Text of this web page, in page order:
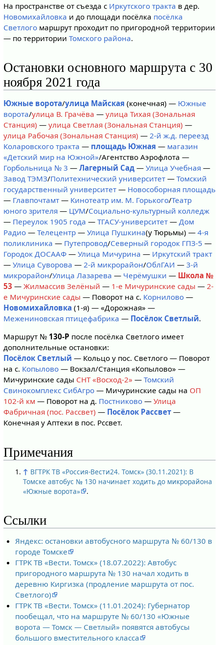
На пространстве от съезда с Иркутского тракта в дер.
Новомихайловка и до площади посёлка посёлка
Светлогомаршрут проходит по пригородной территории
— по территории Томского района.
Остановки основного маршрута с 30
ноября 2021 года
Южные ворота/улица Майская (конечная) — Южные
ворота/улица В. Грачёва — улица Тихая (Зональная
Станция) — улица Светлая (Зональная Станция) —
улица Рабочая (Зональная Станция) — 2-й ж.д. переезд
Коларовского тракта — площадь Южная — магазин
«Детский мир на Южной»/Агентство Аэрофлота —
Горбольница № 3 — Лагерный Сад— Улица Учебная—
Завод ТЭМЗ/Политехнический университет— Томский
государственный университет— Новособорная площадь
— Главпочтамт— Кинотеатр им. М. Горького/Театр
юного зрителя— ЦУМ/Социально-культурный колледж
— Переулок 1905 года — ТГАСУ-университет— Дом
Радио— Телецентр— Улица Пушкина(у Тюрьмы) — 4-я
поликлиника — Путепровод/Северный городок ГПЗ-5 —
Городок ДОСААФ— Улица Мичурина — Иркутский тракт
— Улица Суворова — 2-й микрорайон/ОблГАИ — 3-й
микрорайон/Улица Лазарева — Черёмушки — Школа №
53 — Жилмассив Зелёный — 1-е Мичуринские сады — 2-
е Мичуринские сады — Поворот на с. Корнилово—
Новомихайловка (1-я) — «Дорожная» —
Межениновская птицефабрика — Посёлок Светлый.
Маршрут № 130-Р после посёлка Светлого имеет
дополнительные остановки:
Посёлок Светлый — Кольцо у пос. Светлого — Поворот
на с. Копылово— Вокзал/Станция «Копылово» —
Мичуринские сады СНТ «Восход-2» — Томский
Свинокомплекс СибАгро— Мичуринские сады на ОП
102-й км — Поворот на д. Постниково— Улица
Фабричная (пос. Рассвет) — Посёлок Рассвет—
Конечная у Аптеки в пос. Рссвет.
Примечания
↑ ВГТРК ТВ «Россия-Вести24. Томск» (30.11.2021): В
Томске автобус № 130 начинает ходить до микрорайона
«Южные ворота»
.
Ссылки
Яндекс: остановки автобусного маршрута № 60/130 в
городе Томске
ГТРК ТВ «Вести. Томск» (18.07.2022): Автобус
пригородного маршрута № 130 начал ходить в
деревню Киргизка (продление маршрута от пос.
Светлого)
ГТРК ТВ «Вести. Томск» (11.01.2024): Губернатор
пообещал, что на маршруте № 60/130 «Южные
ворота — Томск — Светлый» появятся автобусы
большого вместительного класса